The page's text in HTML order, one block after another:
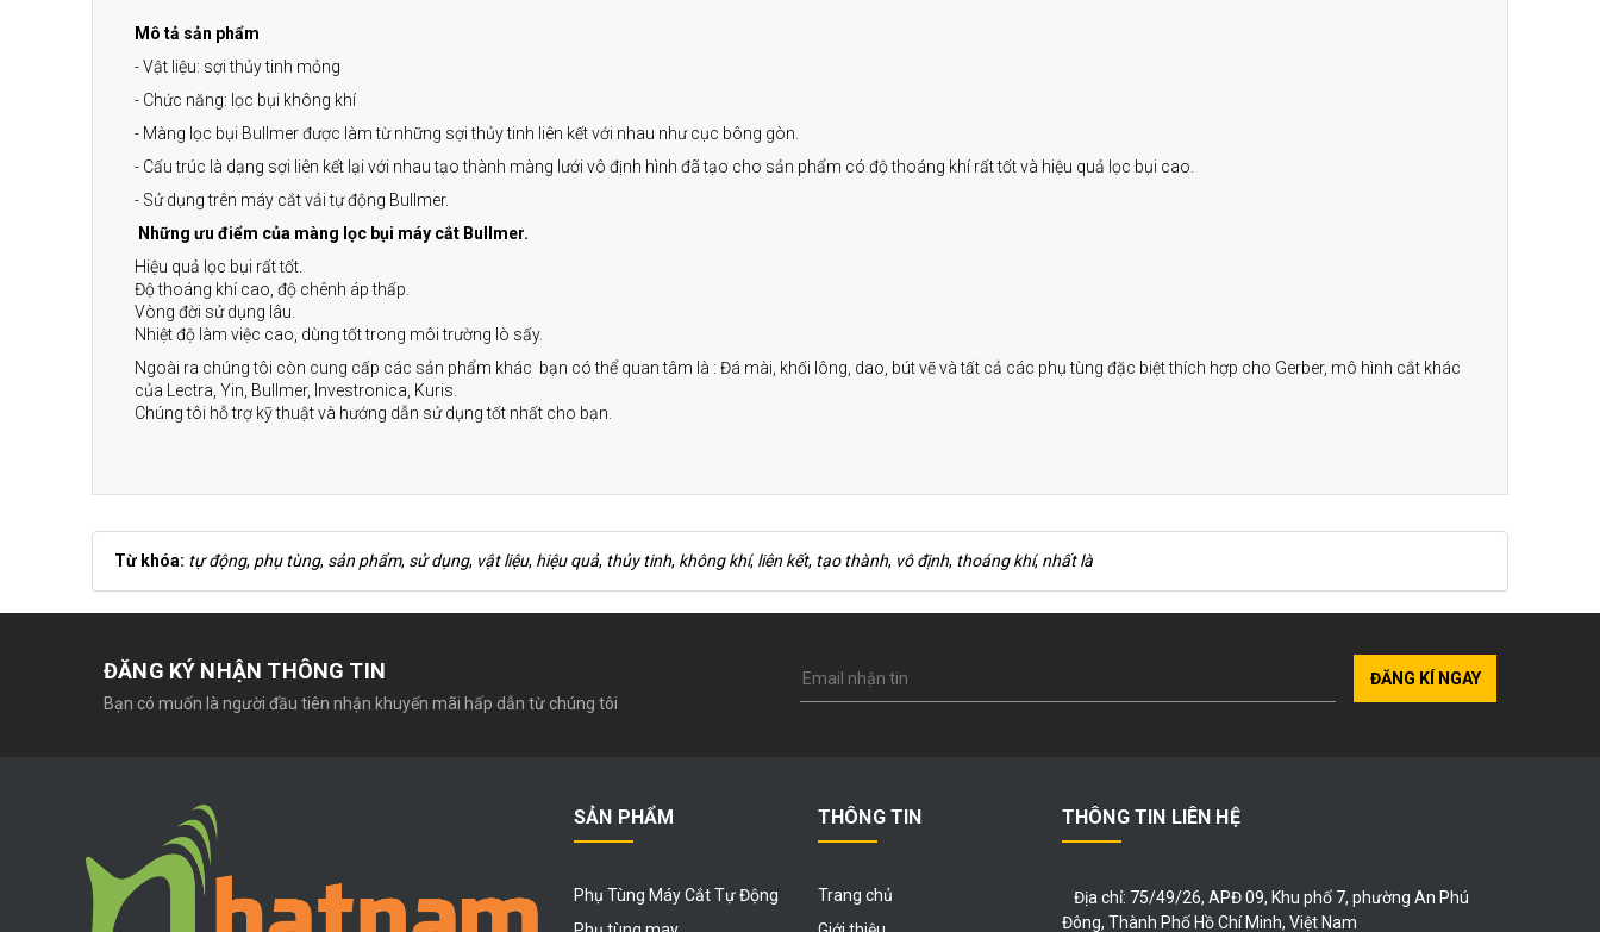
Mô tả sản phẩm
- Vật liệu: sợi thủy tinh mỏng
- Chức năng: lọc bụi không khí
- Màng lọc bụi Bullmer được làm từ những sợi thủy tinh liên kết với nhau như cục bông gòn.
- Cấu trúc là dạng sợi liên kết lại với nhau tạo thành màng lưới vô định hình đã tạo cho sản phẩm có độ thoáng khí rất tốt và hiệu quả lọc bụi cao.
- Sử dụng trên máy cắt vải tự động Bullmer.
Những ưu điểm của màng lọc bụi máy cắt Bullmer.
Hiệu quả lọc bụi rất tốt.
Độ thoáng khí cao, độ chênh áp thấp.
Vòng đời sử dụng lâu.
Nhiệt độ làm việc cao, dùng tốt trong môi trường lò sấy.
Ngoài ra chúng tôi còn cung cấp các sản phẩm khác bạn có thể quan tâm là : Đá mài, khối lông, dao, bút vẽ và tất cả các phụ tùng đặc biệt thích hợp cho Gerber, mô hình cắt khác
của Lectra, Yin, Bullmer, Investronica, Kuris.
Chúng tôi hỗ trợ kỹ thuật và hướng dẫn sử dụng tốt nhất cho bạn.
Từ khóa: tự động, phụ tùng, sản phẩm, sử dụng, vật liệu, hiệu quả, thủy tinh, không khí,liên kết, tạo thành, vô định, thoáng khí,nhất là
ĐĂNG KÝ NHẬN THÔNG TIN
Bạn có muốn là người đầu tiên nhận khuyến mãi hấp dẫn từ chúng tôi
ĐĂNG KÍ NGAY
SẢN PHẨM
Phụ Tùng Máy Cắt Tự Động
THÔNG TIN
Trang chủ
THÔNG TIN LIÊN HỆ
Địa chỉ: 75/49/26, APĐ 09, Khu phố 7, phường An Phú
Đông, Thành Phố Hồ Chí Minh, Việt Nam